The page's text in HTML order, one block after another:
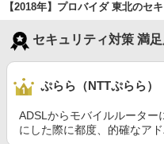
【2018年】プロバイダ 東北のセ
セキュリティ対策 満
ぷらら（NTTぷらら）
ADSLからモバイルルーター
にした際に都度、的確なア